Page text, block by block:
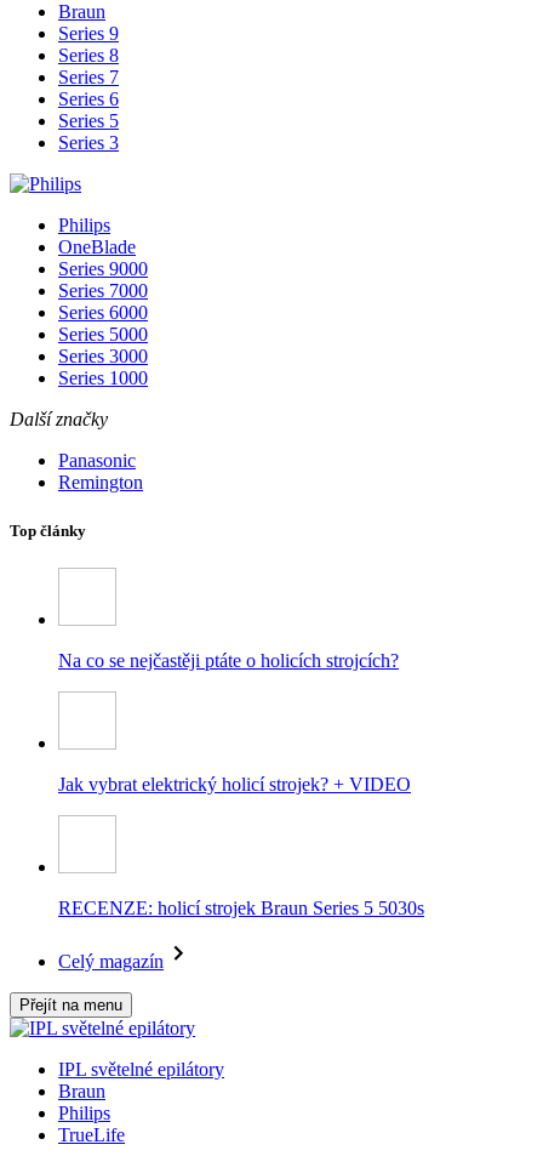
Braun
Series 9
Series 8
Series 7
Series 6
Series 5
Series 3
Philips
OneBlade
Series 9000
Series 7000
Series 6000
Series 5000
Series 3000
Series 1000
Další značky
Panasonic
Remington
Top články
Na co se nejčastěji ptáte o holicích strojcích?
Jak vybrat elektrický holicí strojek? + VIDEO
RECENZE: holicí strojek Braun Series 5 5030s
Celý magazín
Přejít na menu
IPL světelné epilátory
Braun
Philips
TrueLife